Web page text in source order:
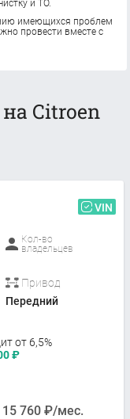
и ТО.
имеющихся проблем
провести вместе с
Citroen
VIN
Кол-во
владельцев
Привод
Передний
от 6,5%
₽
15 760 ₽/мес.